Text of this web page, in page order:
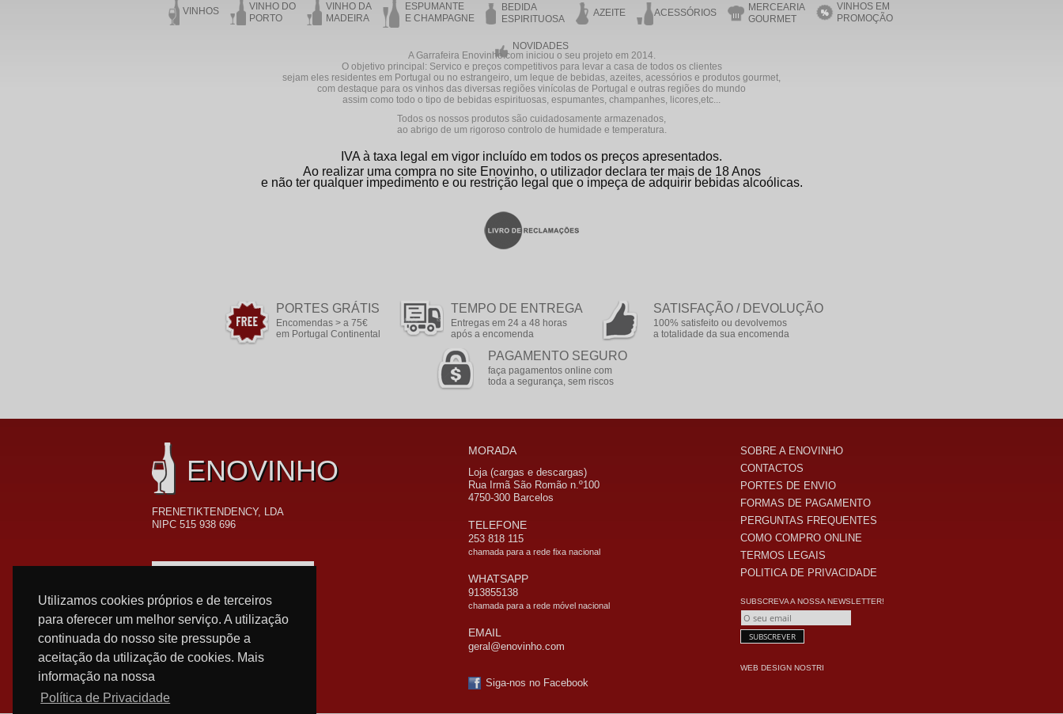
Utilizamos cookies próprios e de terceiros
para oferecer um melhor serviço. A utilização
continuada do nosso site pressupõe a
aceitação da utilização de cookies. Mais
informação na nossa
Política de Privacidade
VINHOS
VINHO DO
PORTO
VINHO DA
MADEIRA
ESPUMANTE
E CHAMPAGNE
BEDIDA
ESPIRITUOSA
AZEITE ACESSÓRIOS
MERCEARIA
GOURMET
VINHOS EM
PROMOÇÃO
NOVIDADES
A Garrafeira Enovinho.com iniciou o seu projeto em 2014.
O objetivo principal: Servico e preços competitivos para levar a casa de todos os clientes
sejam eles residentes em Portugal ou no estrangeiro, um leque de bebidas, azeites, acessórios e produtos gourmet,
com destaque para os vinhos das diversas regiões vinícolas de Portugal e outras regiões do mundo
assim como todo o tipo de bebidas espirituosas, espumantes, champanhes, licores,etc...
Todos os nossos produtos são cuidadosamente armazenados,
ao abrigo de um rigoroso controlo de humidade e temperatura.
IVA à taxa legal em vigor incluído em todos os preços apresentados.
Ao realizar uma compra no site Enovinho, o utilizador declara ter mais de 18 Anos
e não ter qualquer impedimento e ou restrição legal que o impeça de adquirir bebidas alcoólicas.
PORTES GRÁTIS
Encomendas > a 75€
em Portugal Continental
TEMPO DE ENTREGA
Entregas em 24 a 48 horas
após a encomenda
SATISFAÇÃO / DEVOLUÇÃO
100% satisfeito ou devolvemos
a totalidade da sua encomenda
PAGAMENTO SEGURO
faça pagamentos online com
toda a segurança, sem riscos
ENOVINHO
FRENETIKTENDENCY, LDA
NIPC 515 938 696
MORADA
Loja (cargas e descargas)
Rua Irmã São Romão n.º100
4750-300 Barcelos
TELEFONE
253 818 115
chamada para a rede fixa nacional
WHATSAPP
913855138
chamada para a rede móvel nacional
EMAIL
geral@enovinho.com
Siga-nos no Facebook
SOBRE A ENOVINHO
CONTACTOS
PORTES DE ENVIO
FORMAS DE PAGAMENTO
PERGUNTAS FREQUENTES
COMO COMPRO ONLINE
TERMOS LEGAIS
POLITICA DE PRIVACIDADE
SUBSCREVA A NOSSA NEWSLETTER!
WEB DESIGN NOSTRI